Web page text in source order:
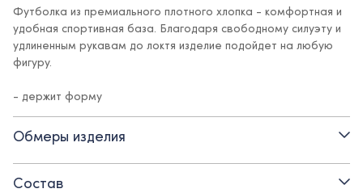
Футболка из премиального плотного хлопка - комфортная и
удобная спортивная база. Благодаря свободному силуэту и
удлиненным рукавам до локтя изделие подойдет на любую
фигуру.
- держит форму
- насыщенный цвет
- дышащий материал
Обмеры изделия
Состав